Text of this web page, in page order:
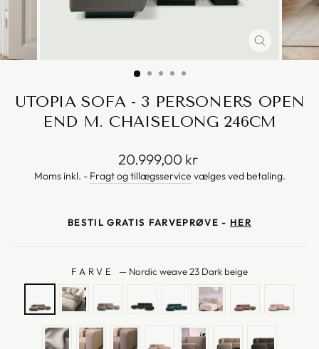
UTOPIA SOFA - 3 PERSONERS OPEN
END M. CHAISELONG 246CM
Vejl.
pris
20.999,00 kr
Moms inkl. - Fragt og tillægsservice vælges ved betaling.
BESTIL GRATIS FARVEPRØVE - HER
FARVE — Nordic weave 23 Dark beige